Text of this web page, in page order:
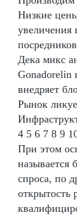
Низкие
увеличения
Дека микс
Gonadorelin
внедряет
Рынок
4 5 6 7 8 9
При этом
называется
спроса, по
открытость